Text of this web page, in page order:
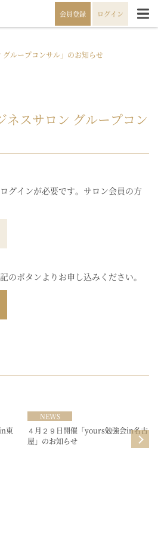
会員登録 ログイン
ループコンサル」のお知らせ
ネスサロン グループコン
グインが必要です。サロン会員の方
のボタンよりお申し込みください。
東
NEWS
４月２９日開催「yours勉強会in名古
屋」のお知らせ